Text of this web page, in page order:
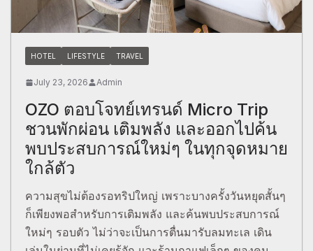
HOTEL LIFESTYLE TRAVEL
July 23, 2026 Admin
OZO ตอบโจทย์เทรนด์ Micro Trip
ชวนพักผ่อน เติมพลัง และออกไปค้น
พบประสบการณ์ใหม่ๆ ในทุกจุดหมาย
ใกล้ตัว
ความสุขไม่ต้องรอทริปใหญ่ เพราะบางครั้งวันหยุดสั้นๆ
ก็เพียงพอสำหรับการเติมพลัง และค้นพบประสบการณ์
ใหม่ๆ รอบตัว ไม่ว่าจะเป็นการตื่นมารับลมทะเล เดิน